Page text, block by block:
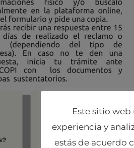
Este sitio
experiencia y
estás de acuerdo